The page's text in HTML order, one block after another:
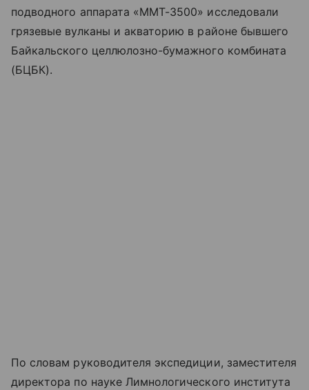
подводного аппарата «ММТ-3500» исследовали
грязевые вулканы и акваторию в районе бывшего
Байкальского целлюлозно-бумажного комбината
(БЦБК).
По словам руководителя экспедиции, заместителя
директора по науке Лимнологического института